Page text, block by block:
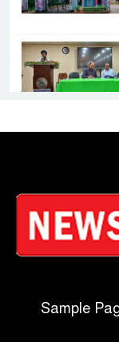
আবদুল আলিম
Sample